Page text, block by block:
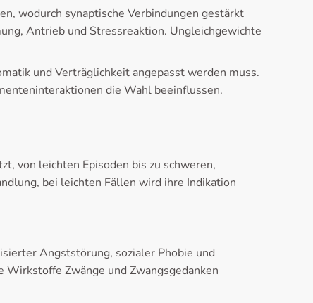
wodurch synaptische Verbindungen gestärkt
Antrieb und Stressreaktion. Ungleichgewichte
und Verträglichkeit angepasst werden muss.
die Wahl beeinflussen.
von leichten Episoden bis zu schweren,
bei leichten Fällen wird ihre Indikation
Angststörung, sozialer Phobie und
Zwänge und Zwangsgedanken